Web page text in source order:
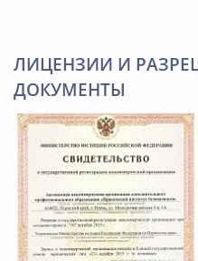
ЛИЦЕНЗИИ И
ДОКУМЕНТЫ